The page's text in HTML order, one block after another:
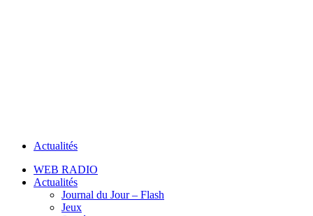
Actualités
WEB RADIO
Actualités
Journal du Jour – Flash
Jeux